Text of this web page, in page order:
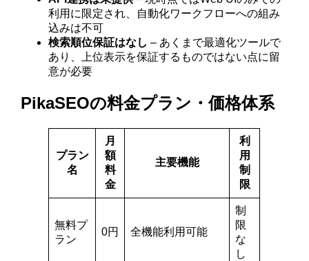
利用に限定され、自動化ワークフローへの組み
込みは不可
検索順位保証はなし – あくまで最適化ツールで
あり、上位表示を保証するものではない点に留
意が必要
PikaSEOの料金プラン・価格体系
プラン
名
月
額
料
金
主要機能
利
用
制
限
無料プ
ラン
0円 全機能利用可能
制
限
な
し